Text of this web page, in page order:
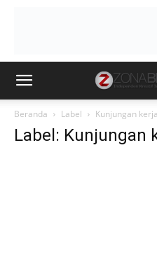
Beranda Label Kunjungan kerja
Label: Kunjungan